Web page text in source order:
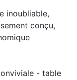
inoubliable,
conçu,
- table